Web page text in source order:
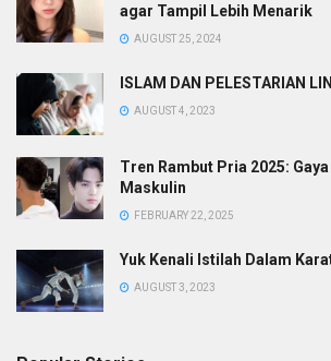
agar Tampil Lebih Menarik
AUGUST 25, 2024
ISLAM DAN PELESTARIAN
AUGUST 4, 2023
Tren Rambut Pria 2025:
Maskulin
FEBRUARY 22, 2025
Yuk Kenali Istilah Dalam
AUGUST 3, 2023